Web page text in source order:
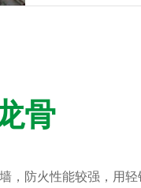
骨
防火性能较强，用